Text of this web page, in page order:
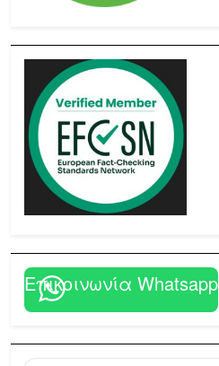
Επικοινωνία Whatsapp